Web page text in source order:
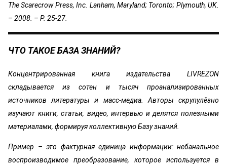
The Scarecrow Press, Inc. Lanham, Maryland; Toronto; Plymouth, UK.
– 2008. – P. 25-27.
ЧТО ТАКОЕ БАЗА ЗНАНИЙ?
Концентрированная книга издательства LIVREZON
складывается из сотен и тысяч проанализированных
источников литературы и масс-медиа. Авторы скрупулёзно
изучают книги, статьи, видео, интервью и делятся полезными
материалами, формируя коллективную Базу знаний.
Пример – это фактурная единица информации: небанальное
воспроизводимое преобразование, которое используется в